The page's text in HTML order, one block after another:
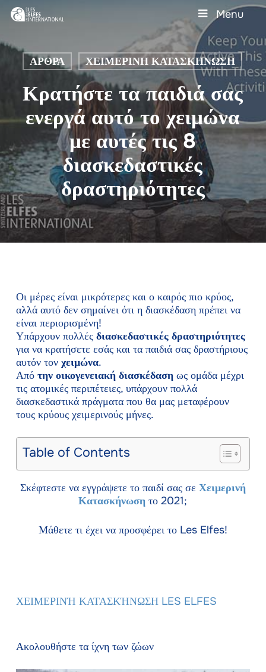
Skip
content
Menu
ΆΡΘΡΑ ΧΕΙΜΕΡΙΝΉ ΚΑΤΑΣΚΉΝΩΣΗ
Κρατήστε τα παιδιά σας
ενεργά αυτό το χειμώνα
με αυτές τις 8
διασκεδαστικές
δραστηριότητες
Οι μέρες είναι μικρότερες και ο καιρός πιο κρύος,
αλλά αυτό δεν σημαίνει ότι η διασκέδαση πρέπει να
είναι περιορισμένη!
Υπάρχουν πολλές διασκεδαστικές δραστηριότητες
για να κρατήσετε εσάς και τα παιδιά σας δραστήριους
αυτόν τον χειμώνα.
Από την οικογενειακή διασκέδασηως ομάδα μέχρι
τις ατομικές περιπέτειες, υπάρχουν πολλά
διασκεδαστικά πράγματα που θα μας μεταφέρουν
τους κρύους χειμερινούς μήνες.
Table of Contents
Σκέφτεστε να εγγράψετε το παιδί σας σε Χειμερινή
Κατασκήνωσητο 2021;
Μάθετε τι έχει να προσφέρει το Les Elfes!
ΧΕΙΜΕΡΙΝΉ ΚΑΤΑΣΚΉΝΩΣΗ LES ELFES
Ακολουθήστε τα ίχνη των ζώων
Close
Menu